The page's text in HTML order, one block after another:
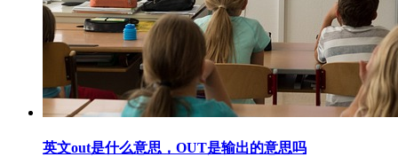
英文out是什么意思，OUT是输出的意思吗